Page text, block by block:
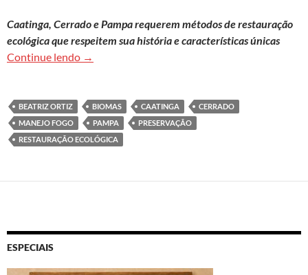
Caatinga, Cerrado e Pampa requerem métodos de restauração
ecológica que respeitem sua história e características únicas
Continue lendo Especificidade de biomas é um desafio para
→
BEATRIZ ORTIZ BIOMAS CAATINGA
CERRADO
MANEJO FOGO
PAMPA
PRESERVAÇÃO
RESTAURAÇÃO ECOLÓGICA
ESPECIAIS